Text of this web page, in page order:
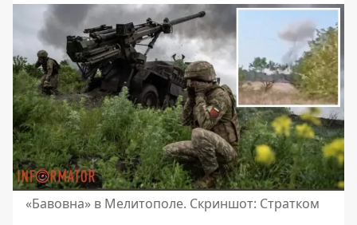
«Бавовна» в Мелитополе. Скриншот: Стратком